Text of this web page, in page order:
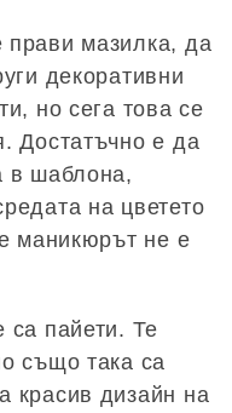
мазилка, да
декоративни
но сега това се
Достатъчно е да
в шаблона,
на цветето
маникюрът не е
са пайети. Те
също така са
красив дизайн на